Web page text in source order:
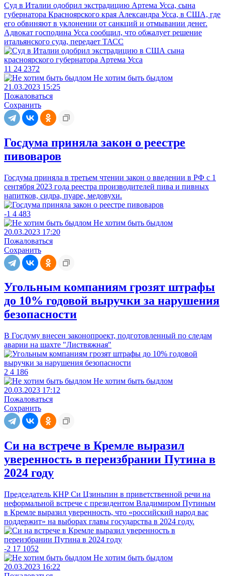
Суд в Италии одобрил экстрадицию Артема Усса, сына
губернатора Красноярского края Александра Усса, в США, где
его обвиняют в уклонении от санкций и отмывании денег.
Адвокат господина Усса сообщил, что обжалует решение
итальянского суда, передает ТАСС
11 24 2372
Не хотим быть быдлом
21.03.2023 15:25
Пожаловаться
Сохранить
Госдума приняла закон о реестре
пивоваров
Госдума приняла в третьем чтении закон о введении в РФ с 1
сентября 2023 года реестра производителей пива и пивных
напитков, сидра, пуаре, медовухи.
-1 4 483
Не хотим быть быдлом
20.03.2023 17:20
Пожаловаться
Сохранить
Угольным компаниям грозят штрафы
до 10% годовой выручки за нарушения
безопасности
В Госдуму внесен законопроект, подготовленный по следам
аварии на шахте "Листвяжная"
2 4 186
Не хотим быть быдлом
20.03.2023 17:12
Пожаловаться
Сохранить
Си на встрече в Кремле выразил
уверенность в переизбрании Путина в
2024 году
Председатель КНР Си Цзиньпин в приветственной речи на
неформальной встрече с президентом Владимиром Путиным
в Кремле выразил уверенность, что «российский народ вас
поддержит» на выборах главы государства в 2024 году.
-2 17 1052
Не хотим быть быдлом
20.03.2023 16:22